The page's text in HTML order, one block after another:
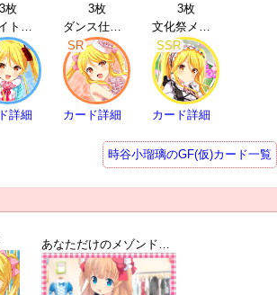
3枚
詳細
3枚
SR
カード詳細
3枚
SSR
カード詳細
時谷小瑠璃のGF(仮)カード一覧